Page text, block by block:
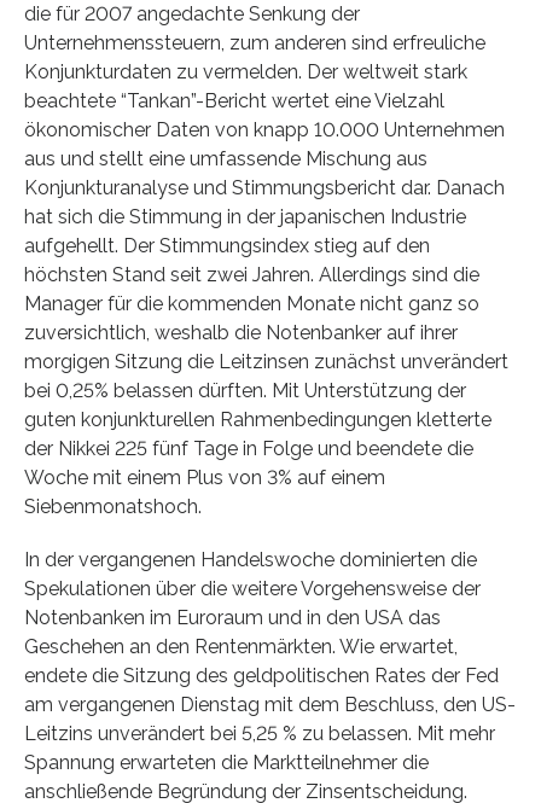
die für 2007 angedachte Senkung der
Unternehmenssteuern, zum anderen sind erfreuliche
Konjunkturdaten zu vermelden. Der weltweit stark
beachtete “Tankan”-Bericht wertet eine Vielzahl
ökonomischer Daten von knapp 10.000 Unternehmen
aus und stellt eine umfassende Mischung aus
Konjunkturanalyse und Stimmungsbericht dar. Danach
hat sich die Stimmung in der japanischen Industrie
aufgehellt. Der Stimmungsindex stieg auf den
höchsten Stand seit zwei Jahren. Allerdings sind die
Manager für die kommenden Monate nicht ganz so
zuversichtlich, weshalb die Notenbanker auf ihrer
morgigen Sitzung die Leitzinsen zunächst unverändert
bei 0,25% belassen dürften. Mit Unterstützung der
guten konjunkturellen Rahmenbedingungen kletterte
der Nikkei 225 fünf Tage in Folge und beendete die
Woche mit einem Plus von 3% auf einem
Siebenmonatshoch.
In der vergangenen Handelswoche dominierten die
Spekulationen über die weitere Vorgehensweise der
Notenbanken im Euroraum und in den USA das
Geschehen an den Rentenmärkten. Wie erwartet,
endete die Sitzung des geldpolitischen Rates der Fed
am vergangenen Dienstag mit dem Beschluss, den US-
Leitzins unverändert bei 5,25 % zu belassen. Mit mehr
Spannung erwarteten die Marktteilnehmer die
anschließende Begründung der Zinsentscheidung.